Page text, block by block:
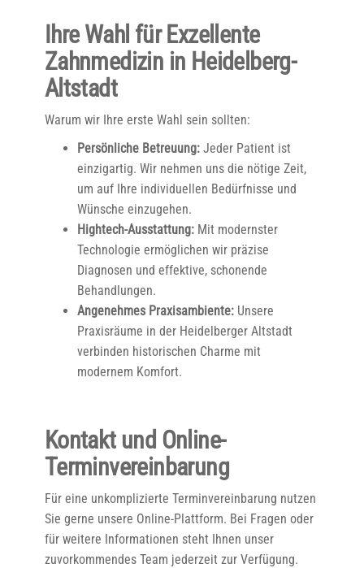
Ihre Wahl für Exzellente
Zahnmedizin in Heidelberg-
Altstadt
Warum wir Ihre erste Wahl sein sollten:
Persönliche Betreuung:Jeder Patient ist
einzigartig. Wir nehmen uns die nötige Zeit,
um auf Ihre individuellen Bedürfnisse und
Wünsche einzugehen.
Hightech-Ausstattung:Mit modernster
Technologie ermöglichen wir präzise
Diagnosen und effektive, schonende
Behandlungen.
Angenehmes Praxisambiente:Unsere
Praxisräume in der Heidelberger Altstadt
verbinden historischen Charme mit
modernem Komfort.
Kontakt und Online-
Terminvereinbarung
Für eine unkomplizierte Terminvereinbarung nutzen
Sie gerne unsere Online-Plattform. Bei Fragen oder
für weitere Informationen steht Ihnen unser
zuvorkommendes Team jederzeit zur Verfügung.